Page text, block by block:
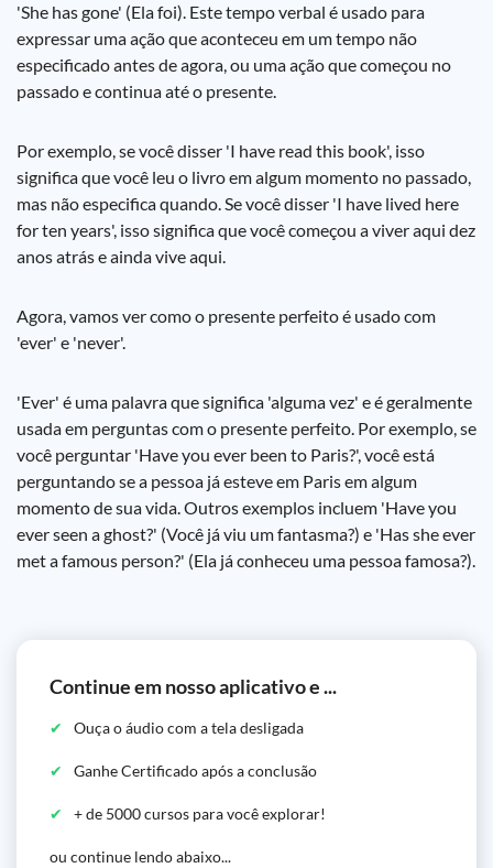
'She has gone' (Ela foi). Este tempo verbal é usado para
expressar uma ação que aconteceu em um tempo não
especificado antes de agora, ou uma ação que começou no
passado e continua até o presente.
Por exemplo, se você disser 'I have read this book', isso
significa que você leu o livro em algum momento no passado,
mas não especifica quando. Se você disser 'I have lived here
for ten years', isso significa que você começou a viver aqui dez
anos atrás e ainda vive aqui.
Agora, vamos ver como o presente perfeito é usado com
'ever' e 'never'.
'Ever' é uma palavra que significa 'alguma vez' e é geralmente
usada em perguntas com o presente perfeito. Por exemplo, se
você perguntar 'Have you ever been to Paris?', você está
perguntando se a pessoa já esteve em Paris em algum
momento de sua vida. Outros exemplos incluem 'Have you
ever seen a ghost?' (Você já viu um fantasma?) e 'Has she ever
met a famous person?' (Ela já conheceu uma pessoa famosa?).
Continue em nosso aplicativo e ...
Ouça o áudio com a tela desligada
Ganhe Certificado após a conclusão
+ de 5000 cursos para você explorar!
ou continue lendo abaixo...